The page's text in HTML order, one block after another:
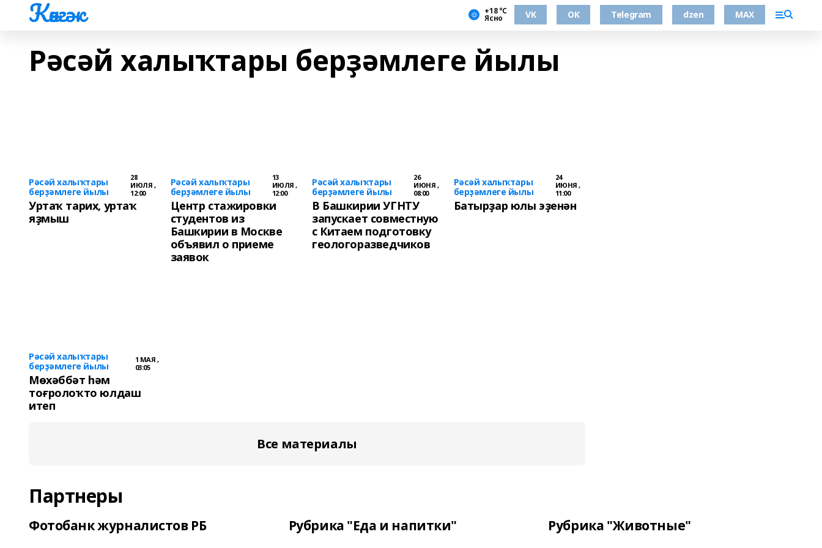
Көнгәк +18 °С
Ясно VK ОК Telegram dzen MAX
Рәсәй халыҡтары берҙәмлеге йылы
Рәсәй халыҡтары
берҙәмлеге йылы
28
ИЮЛЯ ,
12:00
Уртаҡ тарих, уртаҡ
яҙмыш
Рәсәй халыҡтары
берҙәмлеге йылы
13
ИЮЛЯ ,
12:00
Центр стажировки
студентов из
Башкирии в Москве
объявил о приеме
заявок
Рәсәй халыҡтары
берҙәмлеге йылы
26
ИЮНЯ ,
08:00
В Башкирии УГНТУ
запускает совместную
с Китаем подготовку
геологоразведчиков
Рәсәй халыҡтары
берҙәмлеге йылы
24
ИЮНЯ ,
11:00
Батырҙар юлы эҙенән
Рәсәй халыҡтары
берҙәмлеге йылы
1 МАЯ ,
03:05
Мөхәббәт һәм
тоғролоҡто юлдаш
итеп
Все материалы
Партнеры
Фотобанк журналистов РБ Рубрика "Еда и напитки" Рубрика "Животные"